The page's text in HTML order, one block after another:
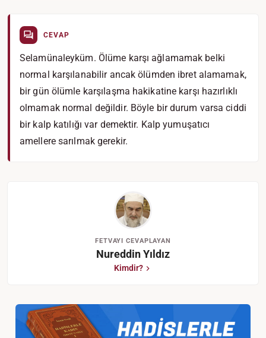
CEVAP
Selamünaleyküm. Ölüme karşı ağlamamak belki
normal karşılanabilir ancak ölümden ibret alamamak,
bir gün ölümle karşılaşma hakikatine karşı hazırlıklı
olmamak normal değildir. Böyle bir durum varsa ciddi
bir kalp katılığı var demektir. Kalp yumuşatıcı
amellere sarılmak gerekir.
FETVAYI CEVAPLAYAN
Nureddin Yıldız
Kimdir?